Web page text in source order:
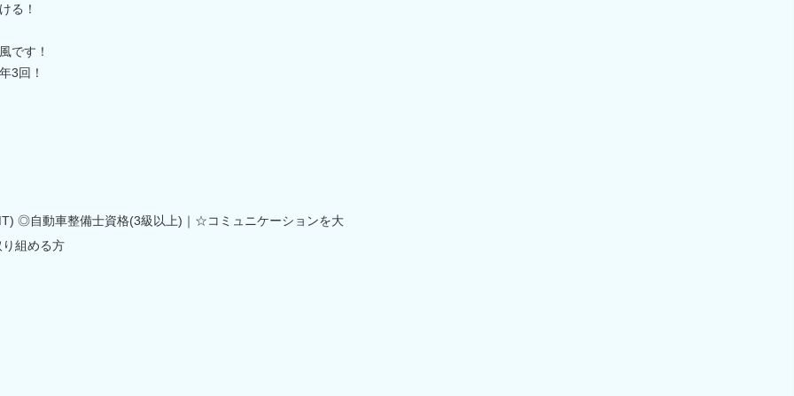
る！
です！
3回！
◎自動車整備士資格(3級以上)｜☆コミュニケーションを大
組める方